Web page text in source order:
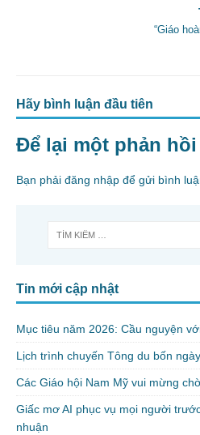
“Giáo
Hãy bình luận đầu tiên
Để lại một phản hồi
Bạn phải đăng nhập để gửi bình
Tin mới cập nhật
Mục tiêu năm 2026: Cầu nguyện
Lịch trình chuyến Tông du bốn
Các Giáo hội Nam Mỹ vui mừng
Giấc mơ AI phục vụ mọi người
nhuận